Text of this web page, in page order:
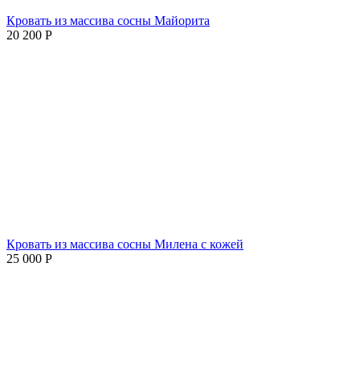
Кровать из массива сосны Майорита
20 200 Р
Кровать из массива сосны Милена с кожей
25 000 Р